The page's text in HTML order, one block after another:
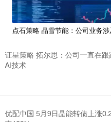
点石策略 晶雪节能：公司业务
证星策略 拓尔思：公司一直在
AI技术
优配中国 5月9日晶能转债上涨